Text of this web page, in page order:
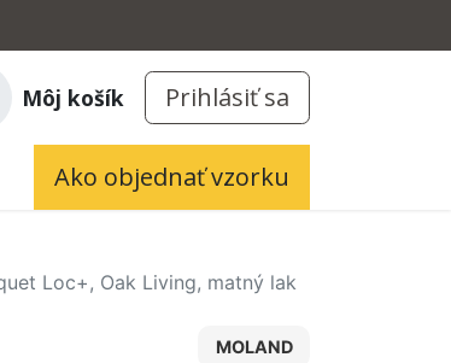
Môj košík Prihlásiť sa
Ako objednať vzorku
Loc+, Oak Living, matný lak
MOLAND